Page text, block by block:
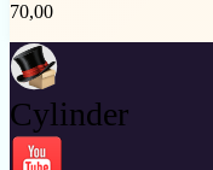
70,00
Cylinder